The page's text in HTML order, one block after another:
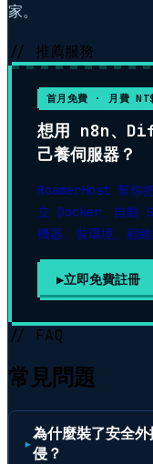
家。
// 推薦服務
首月免費 · 月費
想用 n8n、
己養伺服器？
RoamerHost 幫你
立 Docker、自動
機器、裝環境、顧
立即免費註冊
// FAQ
常見問題
為什麼裝了安全
侵？